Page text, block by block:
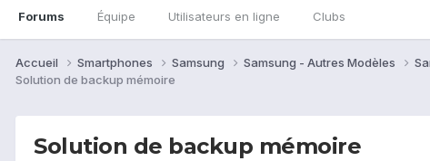
Forums Équipe Utilisateurs en ligne Clubs
Accueil Smartphones Samsung Samsung - Autres Modèles
Solution de backup mémoire
Solution de backup mémoire